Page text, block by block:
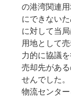
の港湾関連
にできない
に対して当
用地として
力的に協議
売却先があ
せんでした
物流センタ